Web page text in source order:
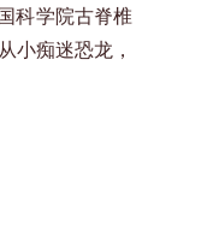
科学院古脊椎
小痴迷恐龙，